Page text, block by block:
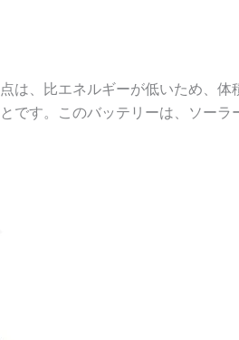
は、比エネルギーが低いため、体
です。このバッテリーは、ソーラ